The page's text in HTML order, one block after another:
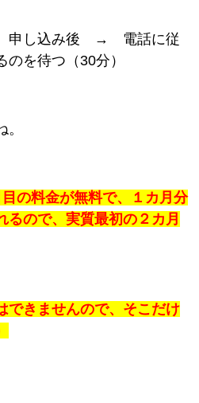
）申し込み後 → 電話に従
を待つ（30分）
の料金が無料で、１カ月分
るので、実質最初の２カ 月
できませんので、そこだけ